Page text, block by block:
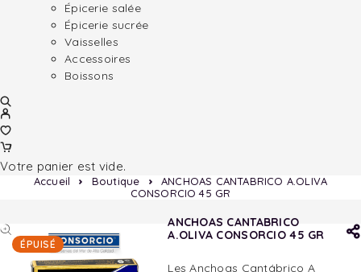
Épicerie salée
Épicerie sucrée
Vaisselles
Accessoires
Boissons
Votre panier est vide.
Accueil Boutique
ANCHOAS CANTABRICO A.OLIVA
CONSORCIO 45 GR
ÉPUISÉ
ANCHOAS CANTABRICO
A.OLIVA CONSORCIO 45 GR
Les Anchoas Cantábrico A